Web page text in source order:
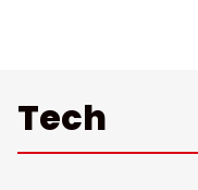
Tech